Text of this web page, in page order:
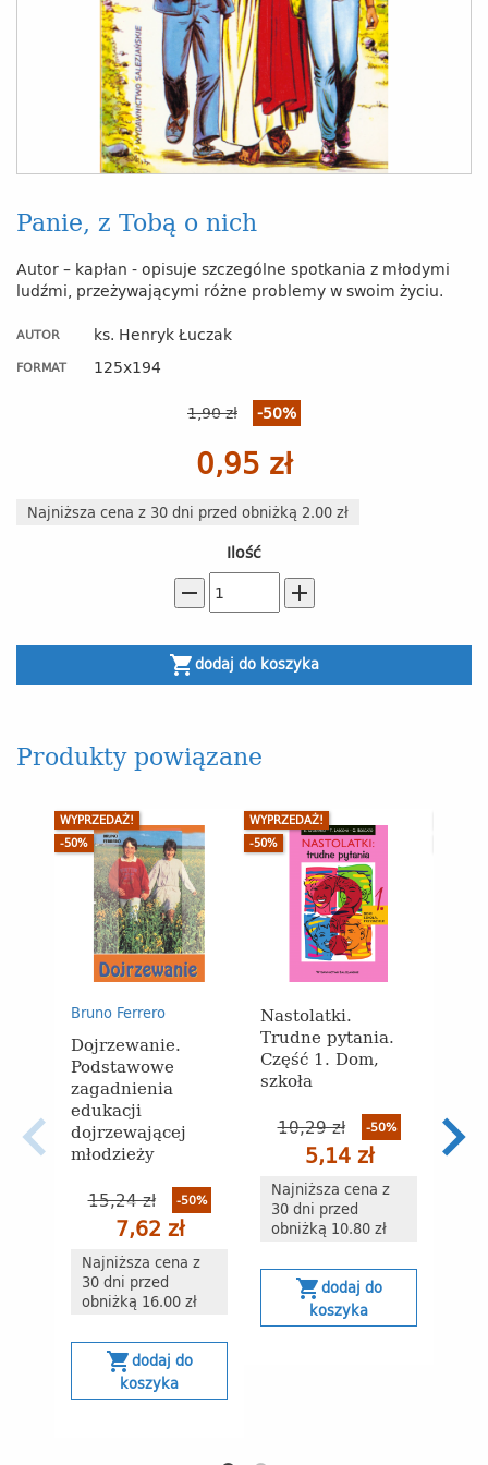
Panie, z Tobą o nich
Autor – kapłan - opisuje szczególne spotkania z młodymi
ludźmi, przeżywającymi różne problemy w swoim życiu.
AUTOR ks. Henryk Łuczak
FORMAT
125x194
1,90 zł
-50%
0,95 zł
Najniższa cena z 30 dni przed obniżką 2.00 zł
Ilość
remove add
shopping_cartdodaj do koszyka
Produkty powiązane
Bruno Ferrero
Dojrzewanie.
Podstawowe
zagadnienia
edukacji
dojrzewającej
młodzieży
15,24 zł -50%
7,62 zł
Najniższa cena z
30 dni przed
obniżką 16.00 zł
WYPRZEDAŻ!
-50%
shopping_cartdodaj do
koszyka
Nastolatki.
Trudne pytania.
Część 1. Dom,
szkoła
10,29 zł -50%
5,14 zł
Najniższa cena z
30 dni przed
obniżką 10.80 zł
WYPRZEDAŻ!
-50%
shopping_cartdodaj do
koszyka